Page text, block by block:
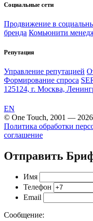
Социальные сети
Продвижение в
бренда Комьюнити
Репутация
Управление репутацией
Формирование спроса
125124, г. Москва,
EN
© One Touch, 2001 — 2026
Политика обработки
соглашение
Отправить
Имя
Телефон
Email
Сообщение: